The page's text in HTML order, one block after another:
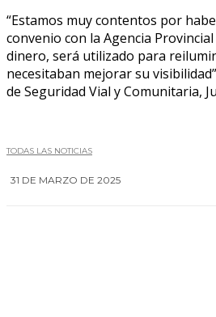
“Estamos muy contentos por
convenio con la Agencia Provincial
dinero, será utilizado para
necesitaban mejorar su
de Seguridad Vial y Comunitaria,
TODAS LAS NOTICIAS
31 DE MARZO DE 2025